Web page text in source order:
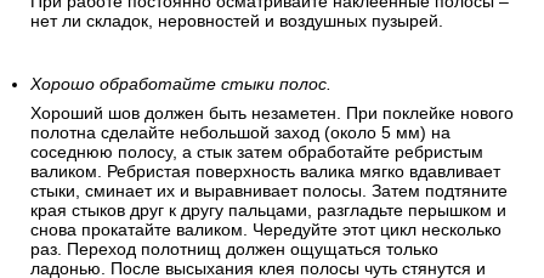
нет ли складок, неровностей и воздушных пузырей.
Хорошо обработайте стыки полос.
Хороший шов должен быть незаметен. При поклейке нового
полотна сделайте небольшой заход (около 5 мм) на
соседнюю полосу, а стык затем обработайте ребристым
валиком. Ребристая поверхность валика мягко вдавливает
стыки, сминает их и выравнивает полосы. Затем подтяните
края стыков друг к другу пальцами, разгладьте перышком и
снова прокатайте валиком. Чередуйте этот цикл несколько
раз. Переход полотнищ должен ощущаться только
ладонью. После высыхания клея полосы чуть стянутся и